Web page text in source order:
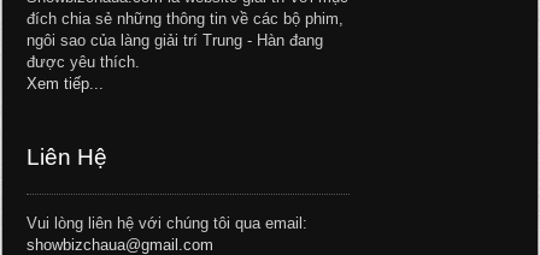
đích chia sẻ những thông tin về các bộ phim,
ngôi sao của làng giải trí Trung - Hàn đang
được yêu thích.
Xem tiếp...
Liên Hệ
Vui lòng liên hệ với chúng tôi qua email:
showbizchaua@gmail.com